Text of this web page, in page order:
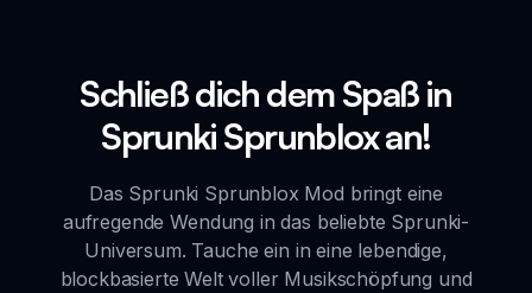
Schließ dich dem Spaß in
Sprunki Sprunblox an!
Das Sprunki Sprunblox Mod bringt eine
aufregende Wendung in das beliebte Sprunki-
Universum. Tauche ein in eine lebendige,
blockbasierte Welt voller Musikschöpfung und